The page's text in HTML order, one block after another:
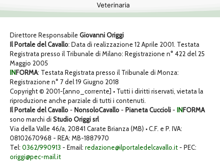
Veterinaria
Direttore Responsabile Giovanni Origgi
Il Portale del Cavallo: Data di realizzazione 12 Aprile 2001. Testata
Registrata presso il Tribunale di Milano: Registrazione n° 422 del 25
Maggio 2005
INFORMA: Testata Registrata presso il Tribunale di Monza:
Registrazione n° 7 del 19 Giugno 2018
Copyright © 2001-[anno_corrente] • Tutti i diritti riservati, vietata la
riproduzione anche parziale di tutti i contenuti.
Il Portale del Cavallo - NonsoloCavallo - Pianeta Cuccioli - INFORMA
sono marchi di Studio Origgi srl
Via della Valle 46/a, 20841 Carate Brianza (MB) • C.F. e P. IVA:
08102670968 - REA: MB-1887970
Tel: 0362/990913 - Email: redazione@ilportaledelcavallo.it - PEC:
origgi@pec-mail.it